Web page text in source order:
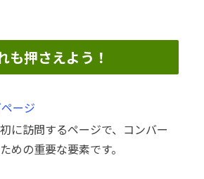
も押さえよう！
ージ
に訪問するページで、コンバー
めの重要な要素です。